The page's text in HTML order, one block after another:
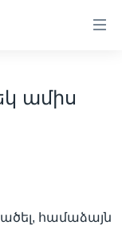
ամիս
համաձայն